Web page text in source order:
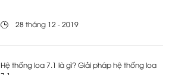
28 tháng 12 - 2019
Hệ thống loa 7.1 là gì? Giải pháp hệ thống loa